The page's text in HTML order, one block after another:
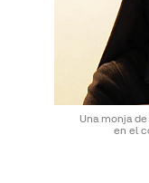
Una monja
en el